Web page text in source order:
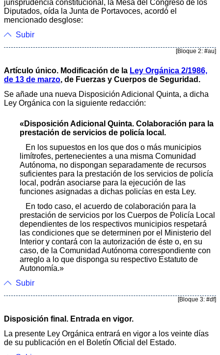
jurisprudencia constitucional, la Mesa del Congreso de los
Diputados, oída la Junta de Portavoces, acordó el
mencionado desglose:
Subir
[Bloque 2: #au]
Artículo único. Modificación de la Ley Orgánica 2/1986,
de 13 de marzo, de Fuerzas y Cuerpos de Seguridad.
Se añade una nueva Disposición Adicional Quinta, a dicha
Ley Orgánica con la siguiente redacción:
«Disposición Adicional Quinta. Colaboración para la
prestación de servicios de policía local.
En los supuestos en los que dos o más municipios
limítrofes, pertenecientes a una misma Comunidad
Autónoma, no dispongan separadamente de recursos
suficientes para la prestación de los servicios de policía
local, podrán asociarse para la ejecución de las
funciones asignadas a dichas policías en esta Ley.
En todo caso, el acuerdo de colaboración para la
prestación de servicios por los Cuerpos de Policía Local
dependientes de los respectivos municipios respetará
las condiciones que se determinen por el Ministerio del
Interior y contará con la autorización de éste o, en su
caso, de la Comunidad Autónoma correspondiente con
arreglo a lo que disponga su respectivo Estatuto de
Autonomía.»
Subir
[Bloque 3: #df]
Disposición final. Entrada en vigor.
La presente Ley Orgánica entrará en vigor a los veinte días
de su publicación en el Boletín Oficial del Estado.